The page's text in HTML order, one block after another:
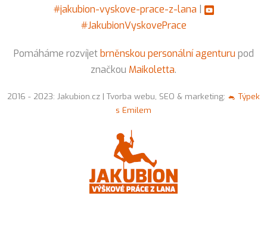
#jakubion-vyskove-prace-z-lana
#JakubionVyskovePrace
Pomáháme rozvíjet brněnskou personální agenturu pod
značkou Maikoletta.
2016 - 2023: Jakubion.cz | Tvorba webu, SEO & marketing: 🐁 Týpek
s Emilem